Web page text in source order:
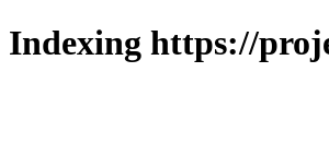
Indexing https://